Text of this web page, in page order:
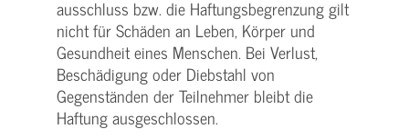
ausschluss bzw. die Haftungs­begrenzung gilt
nicht für Schäden an Leben, Körper und
Gesundheit eines Menschen. Bei Verlust,
Beschädigung oder Diebstahl von
Gegenständen der Teilnehmer bleibt die
Haftung ausgeschlossen.